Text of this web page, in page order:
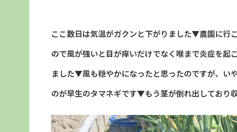
ここ数日は気温がガクンと下がりました▼農園に行
ので風が強いと目が痒いだけでなく喉まで炎症を
ました▼風も穏やかになったと思ったのですが、い
のが早生のタマネギです▼もう茎が倒れ出しており収